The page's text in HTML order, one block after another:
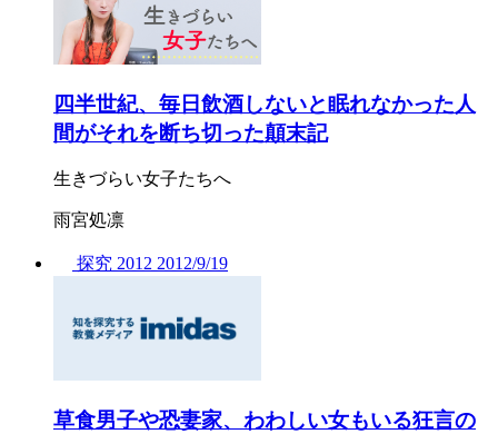
四半世紀、毎日飲酒しないと眠れなかった人
間がそれを断ち切った顛末記
生きづらい女子たちへ
雨宮処凛
探究 2012 2012/9/19
草食男子や恐妻家、わわしい女もいる狂言の